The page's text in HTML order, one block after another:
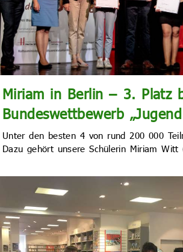
Miriam in Berlin – 3. Platz
Bundeswettbewerb
Unter den besten 4 von rund 200 000
Dazu gehört unsere Schülerin Miriam Witt